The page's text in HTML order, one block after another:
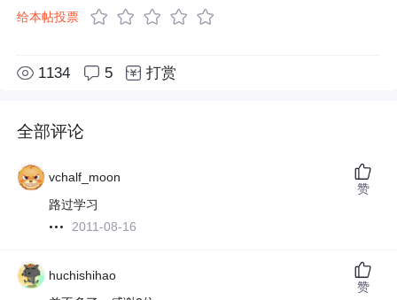
给本帖投票
1134 5 打赏
全部评论
vchalf_moon
路过学习
2011-08-16
赞
huchishihao
赞